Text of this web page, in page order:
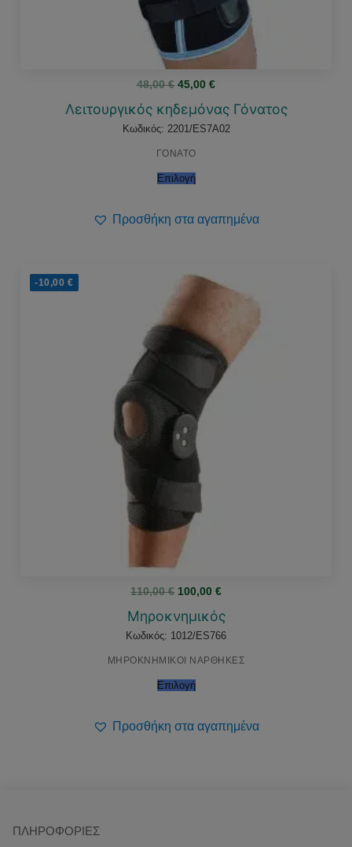
48,00€ Original
was:
48,00 €.
45,00 €Η
τιμή
είναι:
45,00 €.
Λειτουργικός κηδεμόνας Γόνατος
Κωδικός: 2201/ES7A02
ΓΟΝΑΤΟ
Επιλογή
Προσθήκη στα αγαπημένα
-10,00 €
110,00€ Original
was:
110,00 €.
100,00 €Η
τιμή
είναι:
100,00 €.
Μηροκνημικός
Κωδικός: 1012/ES766
ΜΗΡΟΚΝΗΜΙΚΟΙ ΝΑΡΘΗΚΕΣ
Επιλογή
Προσθήκη στα αγαπημένα
ΠΛΗΡΟΦΟΡΊΕΣ